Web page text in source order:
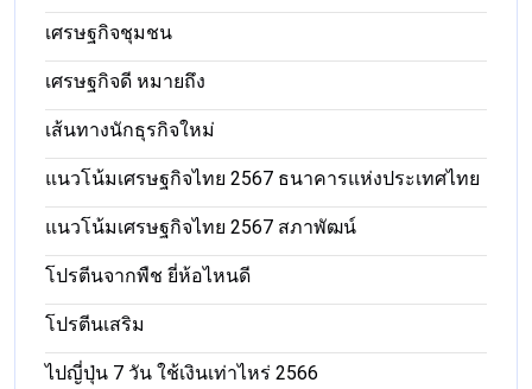
เศรษฐกิจชุมชน
เศรษฐกิจดี หมายถึง
เส้นทางนักธุรกิจใหม่
แนวโน้มเศรษฐกิจไทย 2567 ธนาคารแห่งประเทศไทย
แนวโน้มเศรษฐกิจไทย 2567 สภาพัฒน์
โปรตีนจากพืช ยี่ห้อไหนดี
โปรตีนเสริม
ไปญี่ปุ่น 7 วัน ใช้เงินเท่าไหร่ 2566